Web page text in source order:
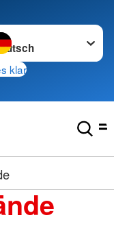
wechseln zu
klar